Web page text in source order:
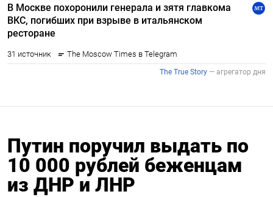
Путин поручил выдать по
10 000 рублей беженцам
из ДНР и ЛНР